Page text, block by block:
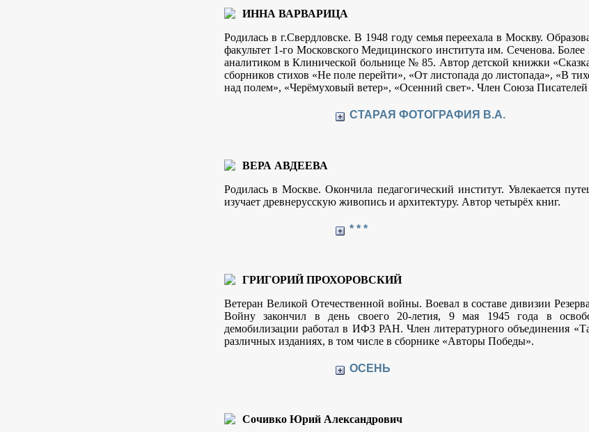
ИННА ВАРВАРИЦА
Родилась в г.Свердловске. В 1948 году семья переехала в Москву.
факультет 1-го Московского Медицинского института им. Сеченова.
аналитиком в Клинической больнице № 85. Автор детской книжки
сборников стихов «Не поле перейти», «От листопада до листопада», «В
над полем», «Черёмуховый ветер», «Осенний свет». Член Союза
СТАРАЯ ФОТОГРАФИЯ В.А.
ВЕРА АВДЕЕВА
Родилась в Москве. Окончила педагогический институт. Увлекается
изучает древнерусскую живопись и архитектуру. Автор четырёх книг.
* * *
ГРИГОРИЙ ПРОХОРОВСКИЙ
Ветеран Великой Отечественной войны. Воевал в составе дивизии
Войну закончил в день своего 20-летия, 9 мая 1945 года в
демобилизации работал в ИФЗ РАН. Член литературного объединения
различных изданиях, в том числе в сборнике «Авторы Победы».
ОСЕНЬ
Сочивко Юрий Александрович